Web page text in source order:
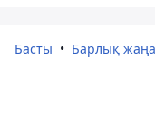
Басты Барлық